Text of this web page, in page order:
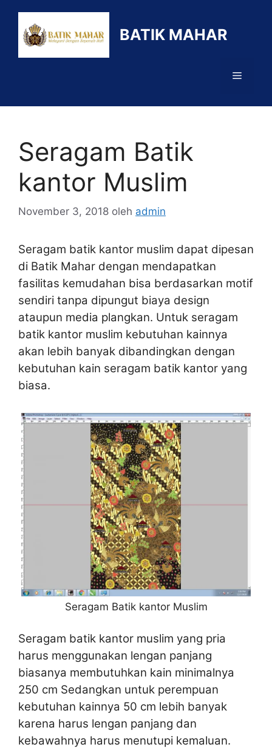
BATIK MAHAR
Menu
Seragam Batik
kantor Muslim
November 3, 2018 oleh admin
Seragam batik kantor muslim dapat dipesan
di Batik Mahar dengan mendapatkan
fasilitas kemudahan bisa berdasarkan motif
sendiri tanpa dipungut biaya design
ataupun media plangkan. Untuk seragam
batik kantor muslim kebutuhan kainnya
akan lebih banyak dibandingkan dengan
kebutuhan kain seragam batik kantor yang
biasa.
Seragam Batik kantor Muslim
Seragam batik kantor muslim yang pria
harus menggunakan lengan panjang
biasanya membutuhkan kain minimalnya
250 cm Sedangkan untuk perempuan
kebutuhan kainnya 50 cm lebih banyak
karena harus lengan panjang dan
kebawahnya harus menutupi kemaluan.